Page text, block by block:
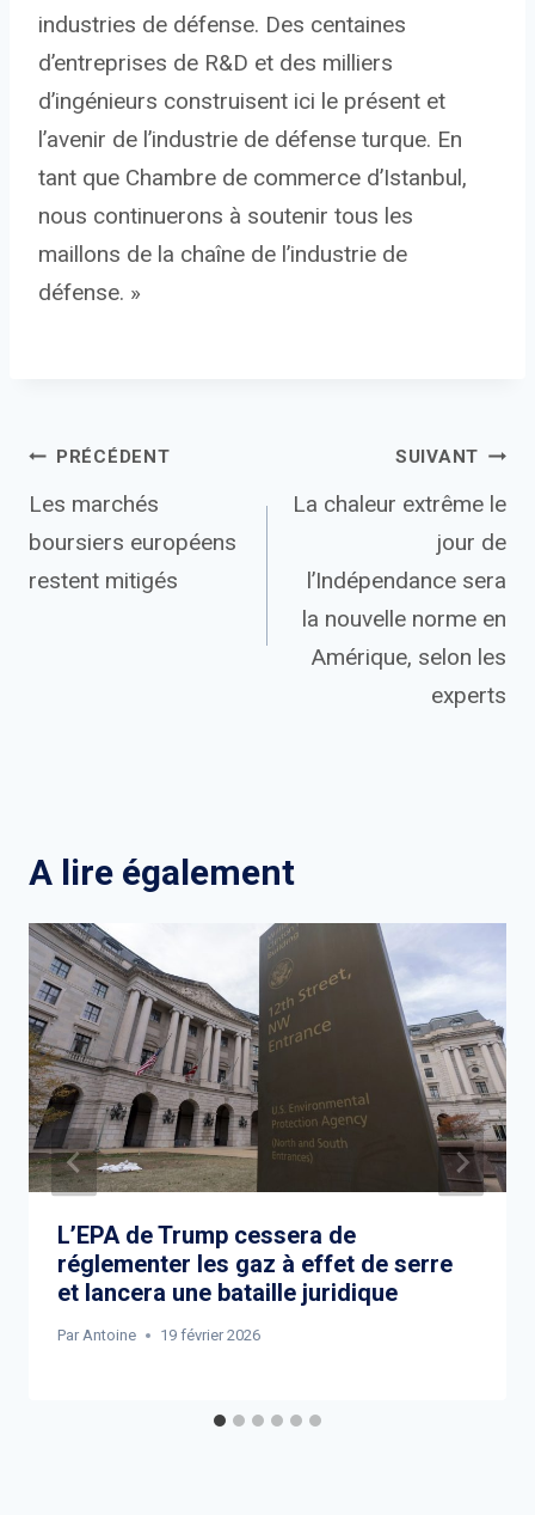
industries de défense. Des centaines
d’entreprises de R&D et des milliers
d’ingénieurs construisent ici le présent et
l’avenir de l’industrie de défense turque. En
tant que Chambre de commerce d’Istanbul,
nous continuerons à soutenir tous les
maillons de la chaîne de l’industrie de
défense. »
Navigation
de
l’article
PRÉCÉDENT
Les marchés
boursiers européens
restent mitigés
SUIVANT
La chaleur extrême le
jour de
l’Indépendance sera
la nouvelle norme en
Amérique, selon les
experts
A lire également
L’EPA de Trump cessera de
réglementer les gaz à effet de serre
et lancera une bataille juridique
Par Antoine 19 février 2026